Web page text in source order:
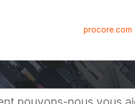
procore.com